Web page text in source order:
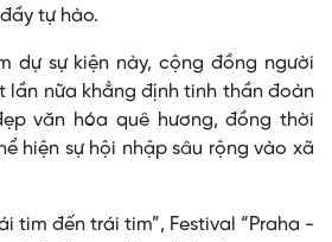
tự hào.
dự sự kiện này, cộng đồng người
lần nữa khẳng định tinh thần đoàn
văn hóa quê hương, đồng thời
hiện sự hội nhập sâu rộng vào xã
tim đến trái tim”, Festival “Praha -